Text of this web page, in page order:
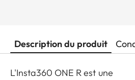
Description du produit
L'Insta360 ONE R est une